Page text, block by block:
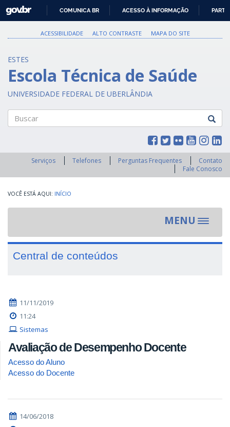
PARA
O
GOVBR
COMUNICA BR ACESSO À INFORMAÇÃO
ACESSIBILIDADE ALTO CONTRASTE MAPA DO SITE
ESTES
Escola Técnica de Saúde
UNIVERSIDADE FEDERAL DE UBERLÂNDIA
Serviços Telefones Perguntas Frequentes
Contato
Fale Conosco
INÍCIO
MENU
Toggle
Central de conteúdos
11/11/2019
11:24
Sistemas
Avaliação de Desempenho Docente
Acesso do Aluno
Acesso do Docente
14/06/2018